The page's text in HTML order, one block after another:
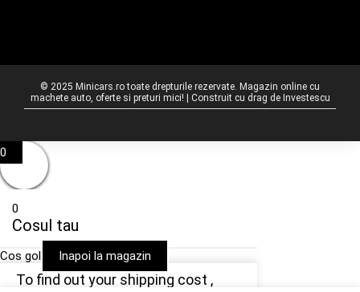
© 2025 Minicars.ro toate drepturile rezervate. Magazin online cu
machete auto, oferte si preturi mici! | Construit cu drag de Investescu
0
0
Cosul tau
Cos gol Inapoi la magazin
To find out your shipping cost ,